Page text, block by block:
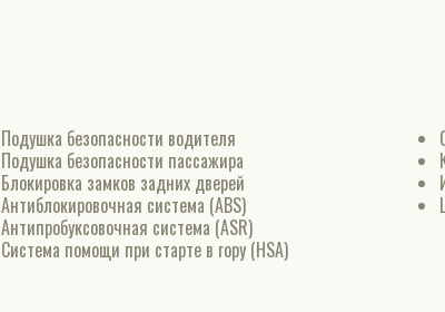
Подушка безопасности водителя
Подушка безопасности пассажира
Блокировка замков задних дверей
Антиблокировочная система (ABS)
Антипробуксовочная система (ASR)
Система помощи при старте в гору (HSA)